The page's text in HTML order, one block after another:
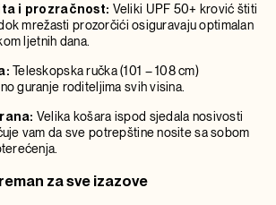
i prozračnost: Veliki UPF 50+ krović štiti
mrežasti prozorčići osiguravaju optimalan
ljetnih dana.
Teleskopska ručka (101 – 108 cm)
guranje roditeljima svih visina.
Velika košara ispod sjedala nosivosti
vam da sve potrepštine nosite sa sobom
za sve izazove